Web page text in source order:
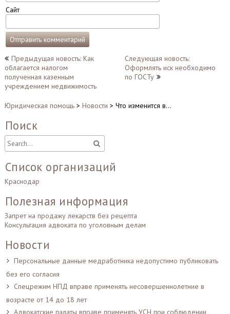
Сайт
Навигация
по
записям
Предыдущая новость: Как
облагается налогом
полученная казенным
учреждением недвижимость
Следующая новость:
Оформлять иск необходимо
по ГОСТу
Юридическая помощь> Новости > Что изменится в…
Поиск
Список организаций
Краснодар
Полезная информация
Запрет на продажу лекарств без рецепта
Консультация адвоката по уголовным делам
Новости
Персональные данные медработника недопустимо публиковать
без его согласия
Спецрежим НПД вправе применять несовершеннолетние в
возрасте от 14 до 18 лет
Адвокатские палаты вправе применять УСН при соблюдении